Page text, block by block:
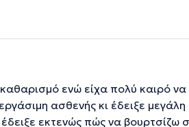
ενώ είχα πολύ καιρό
ασθενής κι έδειξε
εκτενώς πώς να βουρτσίζω